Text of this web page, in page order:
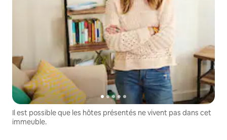
Il est possible que les hôtes présentés ne vivent pas dans cet
immeuble.